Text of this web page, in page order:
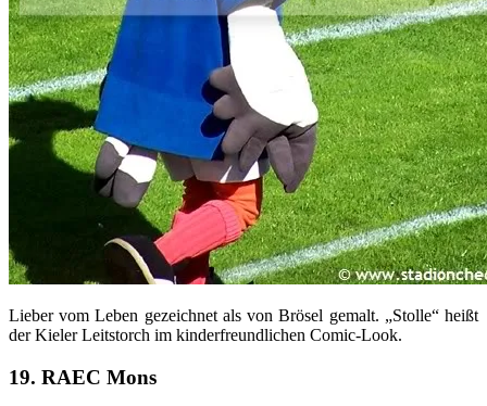
Lieber vom Leben gezeichnet als von Brösel gemalt. „Stolle“ heißt
der Kieler Leitstorch im kinderfreundlichen Comic-Look.
19. RAEC Mons